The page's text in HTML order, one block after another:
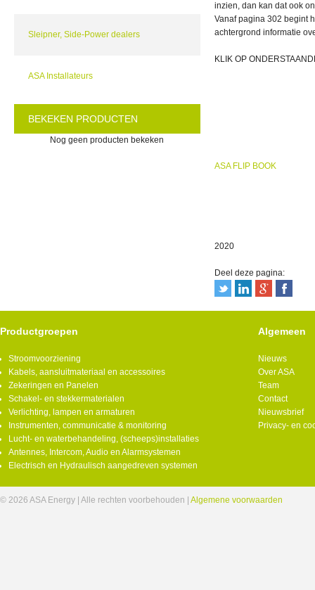
Sleipner, Side-Power dealers
ASA Installateurs
BEKEKEN PRODUCTEN
Nog geen producten bekeken
inzien, dan kan dat ook
Vanaf pagina 302 begint
achtergrond informatie
KLIK OP
ASA FLIP BOOK
2020
Deel deze pagina:
Productgroepen
Stroomvoorziening
Kabels, aansluitmateriaal en accessoires
Zekeringen en Panelen
Schakel- en stekkermaterialen
Verlichting, lampen en armaturen
Instrumenten, communicatie & monitoring
Lucht- en waterbehandeling, (scheeps)installaties
Antennes, Intercom, Audio en Alarmsystemen
Electrisch en Hydraulisch aangedreven systemen
Algemeen
Nieuws
Over ASA
Team
Contact
Nieuwsbrief
Privacy- en
© 2026 ASA Energy | Alle rechten voorbehouden | Algemene voorwaarden